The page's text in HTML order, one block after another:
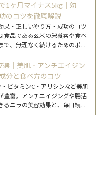
1ヶ月マイナス5kg｜効
のコツを徹底解説
果・正しいやり方・成功のコツ
食品である玄米の栄養素や食べ
で、無理なく続けるためのポイ
。
選｜美肌・アンチエイジン
分と食べ方のコツ
ビタミンC・アリシンなど美肌
豊富。アンチエイジングや腸活
るニラの美容効果と、毎日続け
く紹介します。